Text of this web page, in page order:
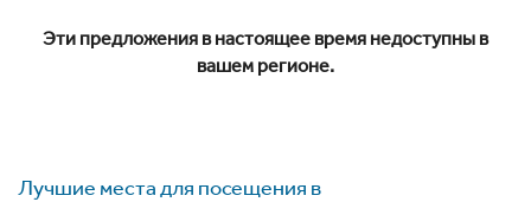
Эти предложения в настоящее время недоступны в
вашем регионе.
Лучшие места для посещения в